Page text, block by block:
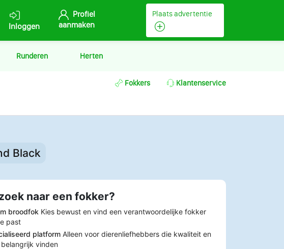
Inloggen
Profiel
aanmaken
Plaats advertentie
Runderen Herten
Fokkers Klantenservice
Black
naar een fokker?
broodfok Kies bewust en vind een verantwoordelijke fokker
past
platform Alleen voor dierenliefhebbers die kwaliteit en
vinden